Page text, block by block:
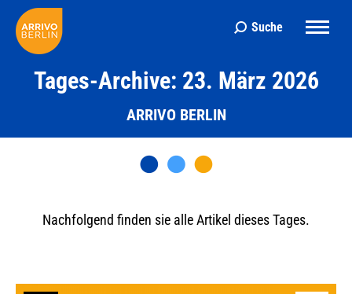
Search:
Suche
Tages-Archive: 23. März 2026
ARRIVO BERLIN
Nachfolgend finden sie alle Artikel dieses Tages.